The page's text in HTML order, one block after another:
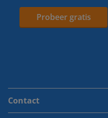
Probeer gratis
Contact